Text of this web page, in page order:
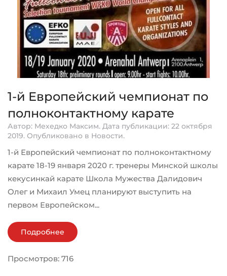
1-й Европейский чемпионат по
полноконтактному карате
Автор: Мехедко Максим. Дата публикации: 22 октября
2019. Опубликовано в Новости.
1-й Европейский чемпионат по полноконтактному
карате 18-19 января 2020 г. тренеры Минской школы
кекусинкай карате Школа Мужества Далидович
Олег и Михаил Умец планируют выступить на
первом Европейском...
Подробнее
Просмотров: 716